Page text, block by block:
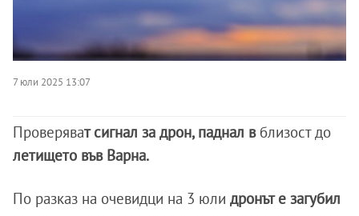
7 юли 2025 13:07
Проверяват сигнал за дрон, паднал вблизост до
летището във Варна.
По разказ на очевидци на 3 юли дронът е загубил